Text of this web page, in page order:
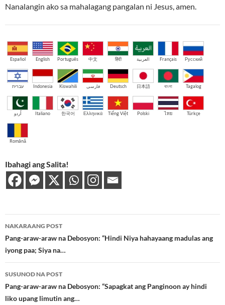
Nanalangin ako sa mahalagang pangalan ni Jesus, amen.
Español English Português 中文 हिंदी العربية Français Русский
עברית Indonesia Kiswahili فارسی Deutsch 日本語 বাংলা Tagalog
اُردو Italiano 한국어 Ελληνικά Tiếng Việt Polski ไทย Türkçe
Română
Ibahagi ang Salita!
Post
navigation
NAKARAANG POST
Pang-araw-araw na Debosyon: “Hindi Niya hahayaang madulas ang
iyong paa; Siya na…
SUSUNOD NA POST
Pang-araw-araw na Debosyon: “Sapagkat ang Panginoon ay hindi
liko upang limutin ang…